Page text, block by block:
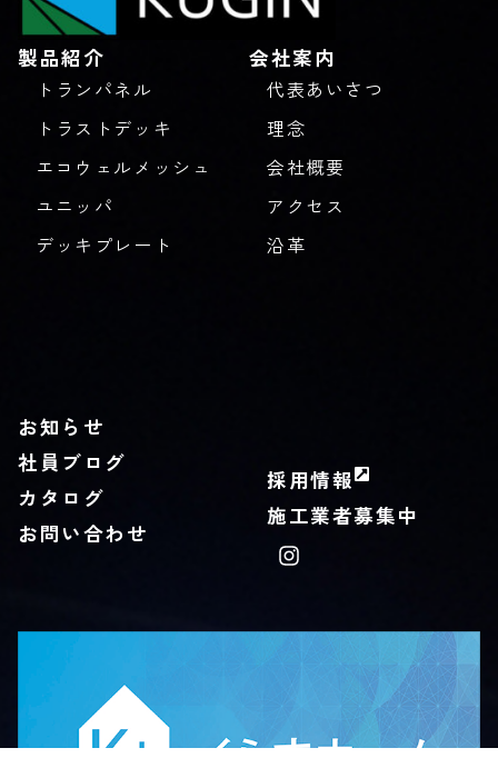
製品紹介
トランパネル
トラストデッキ
エコウェルメッシュ
ユニッパ
デッキプレート
会社案内
代表あいさつ
理念
会社概要
アクセス
沿革
お知らせ
社員ブログ
カタログ
お問い合わせ
採用情報
施工業者募集中